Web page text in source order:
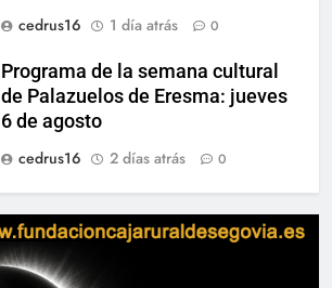
cedrus16
1 día atrás 0
Programa de la semana cultural
de Palazuelos de Eresma: jueves
6 de agosto
cedrus16
2 días atrás 0